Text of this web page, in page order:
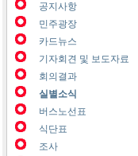
공지사항
민주광장
카드뉴스
기자회견 및 보도자료
회의결과
실별소식
버스노선표
식단표
조사